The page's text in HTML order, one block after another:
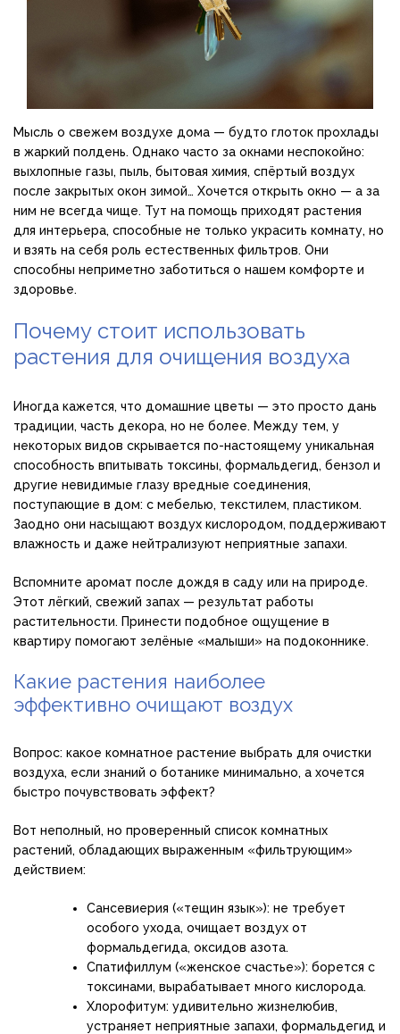
Мысль о свежем воздухе дома — будто глоток прохлады
в жаркий полдень. Однако часто за окнами неспокойно:
выхлопные газы, пыль, бытовая химия, спёртый воздух
после закрытых окон зимой… Хочется открыть окно — а за
ним не всегда чище. Тут на помощь приходят растения
для интерьера, способные не только украсить комнату, но
и взять на себя роль естественных фильтров. Они
способны неприметно заботиться о нашем комфорте и
здоровье.
Почему стоит использовать
растения для очищения воздуха
Иногда кажется, что домашние цветы — это просто дань
традиции, часть декора, но не более. Между тем, у
некоторых видов скрывается по-настоящему уникальная
способность впитывать токсины, формальдегид, бензол и
другие невидимые глазу вредные соединения,
поступающие в дом: с мебелью, текстилем, пластиком.
Заодно они насыщают воздух кислородом, поддерживают
влажность и даже нейтрализуют неприятные запахи.
Вспомните аромат после дождя в саду или на природе.
Этот лёгкий, свежий запах — результат работы
растительности. Принести подобное ощущение в
квартиру помогают зелёные «малыши» на подоконнике.
Какие растения наиболее
эффективно очищают воздух
Вопрос: какое комнатное растение выбрать для очистки
воздуха, если знаний о ботанике минимально, а хочется
быстро почувствовать эффект?
Вот неполный, но проверенный список комнатных
растений, обладающих выраженным «фильтрующим»
действием:
Сансевиерия («тещин язык»): не требует
особого ухода, очищает воздух от
формальдегида, оксидов азота.
Спатифиллум («женское счастье»): борется с
токсинами, вырабатывает много кислорода.
Хлорофитум: удивительно жизнелюбив,
устраняет неприятные запахи, формальдегид и